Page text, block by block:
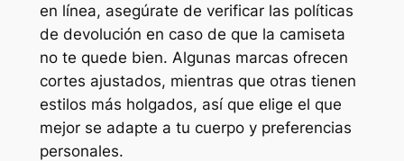
en línea, asegúrate de verificar las políticas
de devolución en caso de que la camiseta
no te quede bien. Algunas marcas ofrecen
cortes ajustados, mientras que otras tienen
estilos más holgados, así que elige el que
mejor se adapte a tu cuerpo y preferencias
personales.